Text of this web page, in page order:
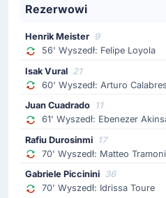
Leo Ostigard
65'
Genoa CFC: schodzi Jeff
65'
Zmiana zawodnika
Tommaso Baldanzi
Rezerwowi
Henrik Meister 9
56' Wyszedł: Felipe Loyola
Isak Vural 21
60' Wyszedł: Arturo
Juan Cuadrado 11
61' Wyszedł: Ebenezer
Rafiu Durosinmi 17
70' Wyszedł: Matteo Tramoni
Gabriele Piccinini 36
70' Wyszedł: Idrissa Toure